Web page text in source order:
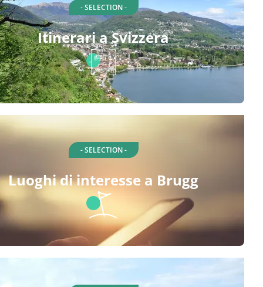
- SELECTION -
Itinerari a Svizzera
- SELECTION -
Luoghi di interesse a Brugg